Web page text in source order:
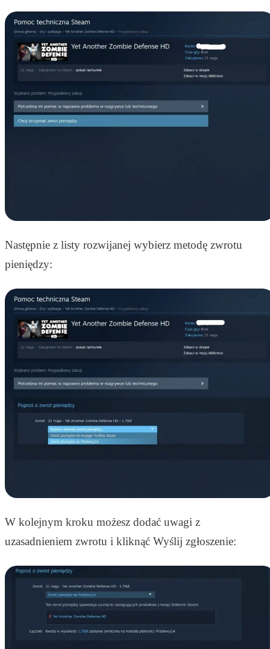
Następnie z listy rozwijanej wybierz metodę zwrotu
pieniędzy:
W kolejnym kroku możesz dodać uwagi z
uzasadnieniem zwrotu i kliknąć Wyślij zgłoszenie: